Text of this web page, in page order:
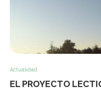
Actualidad
EL PROYECTO